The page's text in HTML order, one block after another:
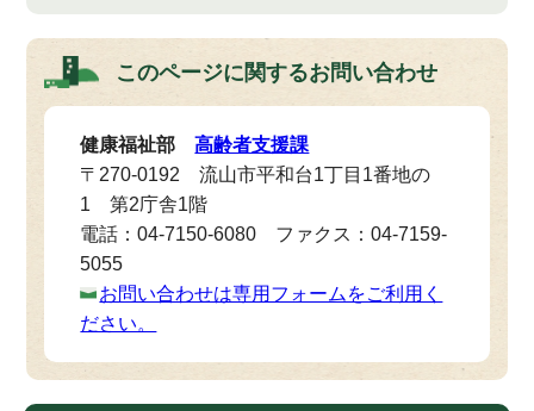
このページに関するお問い合わせ
健康福祉部高齢者支援課
〒270-0192 流山市平和台1丁目1番地の
1 第2庁舎1階
電話：04-7150-6080 ファクス：04-7159-
5055
お問い合わせは専用フォームをご利用く
ださい。